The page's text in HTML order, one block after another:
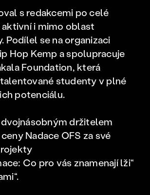
s redakcemi po celé
aktivní i mimo oblast
Podílel se na organizaci
Hop Kemp a spolupracuje
Foundation, která
studenty v plné
potenciálu.
držitelem
Nadace OFS za své
Co pro vás znamenají lži“